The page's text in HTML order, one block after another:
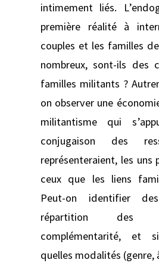
intimement liés.
première réalité à
couples et les familles
nombreux, sont-ils des
familles militants ?
on observer une
militantisme qui
conjugaison des
représenteraient, les uns
ceux que les liens
Peut-on identifier
répartition des
complémentarité, et
quelles modalités (genre,